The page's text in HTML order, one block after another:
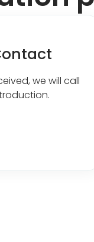
we will call